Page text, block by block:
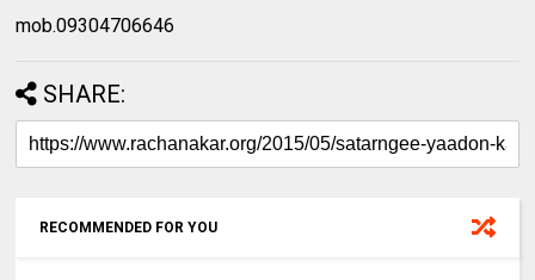
mob.09304706646
SHARE:
RECOMMENDED FOR YOU